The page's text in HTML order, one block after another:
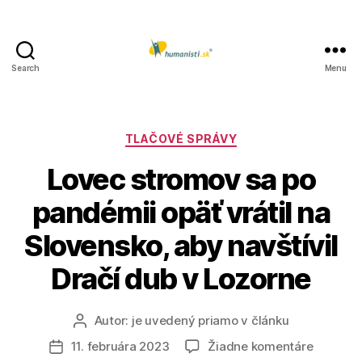
Search Menu
Kategórie
TLAČOVÉ SPRÁVY
Lovec stromov sa po
pandémii opäť vrátil na
Slovensko, aby navštívil
Dračí dub v Lozorne
Autor
článku
Autor: je uvedený priamo v článku
Dátum
11. februára 2023 Žiadne komentárena